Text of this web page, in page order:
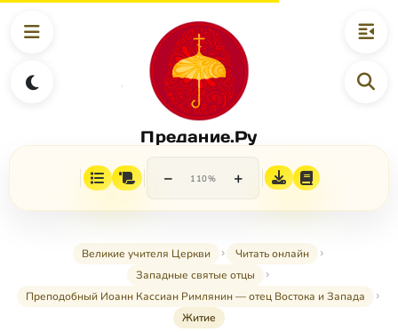
Предание.Ру
− 110% +
Великие учителя Церкви
Читать онлайн
Западные святые отцы
Преподобный Иоанн Кассиан Римлянин — отец Востока и Запада
Житие